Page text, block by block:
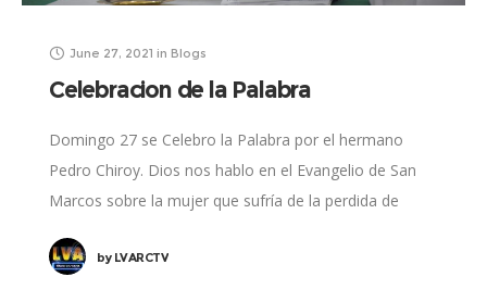
June 27, 2021 in Blogs
Celebracion de la Palabra
Domingo 27 se Celebro la Palabra por el hermano
Pedro Chiroy. Dios nos hablo en el Evangelio de San
Marcos sobre la mujer que sufría de la perdida de
byLVARCTV